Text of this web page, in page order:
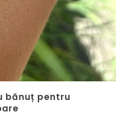
bănuț pentru